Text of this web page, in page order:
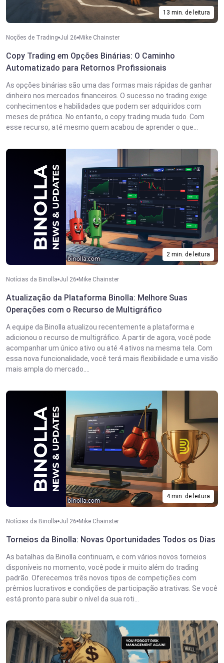
13 min. de leitura
Noções de Trading Jul 26 Mike Chainster
Copy Trading em Opções Binárias: O Caminho
Automatizado para Retornos Profissionais
As opções binárias são uma das formas mais rápidas de ganhar
dinheiro nos mercados financeiros. O sucesso no trading exige
conhecimentos e habilidades que podem ser adquiridos com
meses de prática. No entanto, o copy trading muda tudo. Com
esse recurso, até mesmo quem acabou de aprender o que...
2 min. de leitura
Notícias da Binolla Jul 26 Mike Chainster
Atualização da Plataforma Binolla: Melhore Suas
Operações com o Recurso de Multigráfico
A equipe da Binolla atualizou recentemente a plataforma e
adicionou o recurso de multigráfico. A partir de agora, você pode
acompanhar um único ativo ou até 4 ativos na mesma tela. Com
essa nova funcionalidade, você terá mais flexibilidade e uma visão
mais ampla do mercado....
4 min. de leitura
Notícias da Binolla Jul 26 Mike Chainster
Torneios da Binolla: Novas Oportunidades Todos os Dias
As batalhas da Binolla continuam, e com vários novos torneios
disponíveis no momento, você pode ir muito além do trading
padrão. Oferecemos três novos tipos de competições com
prêmios lucrativos e condições de participação atrativas. Se você
está pronto para subir o nível da sua roti...